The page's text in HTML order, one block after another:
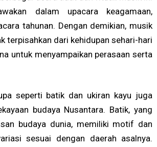
dalam upacara keagamaan,
tahunan. Dengan demikian, musik
terpisahkan dari kehidupan sehari-hari
untuk menyampaikan perasaan serta
seperti batik dan ukiran kayu juga
budaya Nusantara. Batik, yang
budaya dunia, memiliki motif dan
sesuai dengan daerah asalnya.